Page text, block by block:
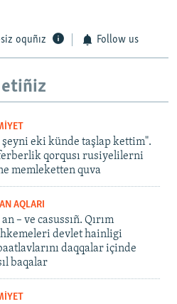
oquñız Follow us
etiñiz
şeyni eki künde taşlap kettim".
qorqusı rusiyelilerni
memleketten quva
AQLARI
– ve casussıñ. Qırım
devlet hainligi
daqqalar içinde
baqalar